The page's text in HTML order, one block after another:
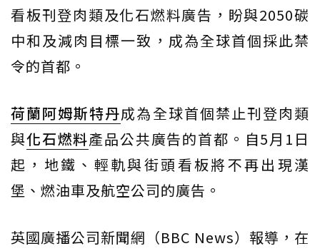
看板刊登肉類及化石燃料廣告，盼與2050碳
中和及減肉目標一致，成為全球首個採此禁
令的首都。
荷蘭阿姆斯特丹成為全球首個禁止刊登肉類
與化石燃料產品公共廣告的首都。自5月1日
起，地鐵、輕軌與街頭看板將不再出現漢
堡、燃油車及航空公司的廣告。
英國廣播公司新聞網（BBC News）報導，在